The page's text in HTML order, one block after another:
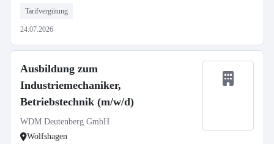
Tarifvergütung
24.07.2026
Ausbildung zum
Industriemechaniker,
Betriebstechnik (m/w/d)
WDM Deutenberg GmbH
Wolfshagen